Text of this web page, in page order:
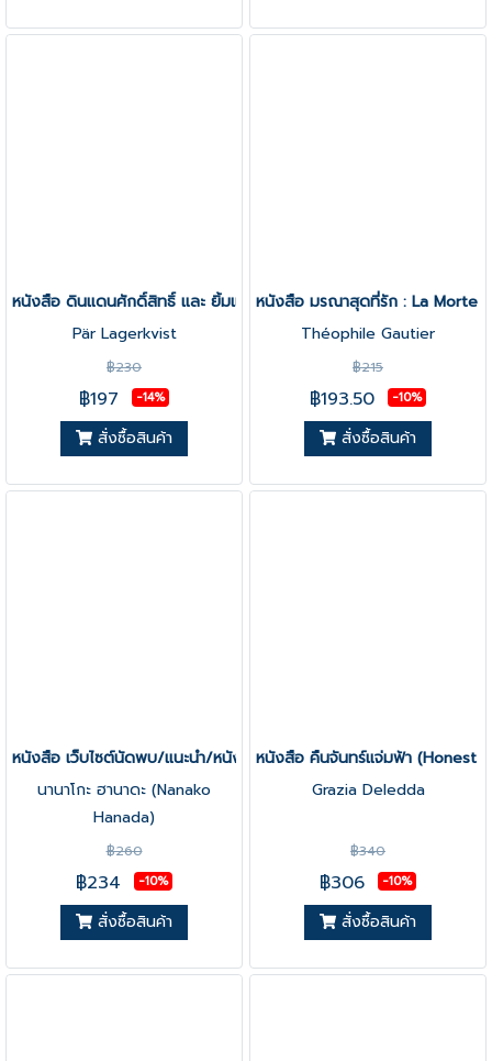
หนังสือ ดินแดนศักดิ์สิทธิ์ และ ยิ้มแห่งนิรันดร์
Pär Lagerkvist
฿230
฿197 -14%
สั่งซื้อสินค้า
หนังสือ มรณาสุดที่รัก : La Morte
Théophile Gautier
฿215
฿193.50 -10%
สั่งซื้อสินค้า
หนังสือ เว็บไซต์นัดพบ/แนะนำ/หนังสือ (The Bookshop Woman)
นานาโกะ ฮานาดะ (Nanako
Hanada)
฿260
฿234 -10%
สั่งซื้อสินค้า
หนังสือ คืนจันทร์แจ่มฟ้า (Honest
Grazia Deledda
฿340
฿306 -10%
สั่งซื้อสินค้า